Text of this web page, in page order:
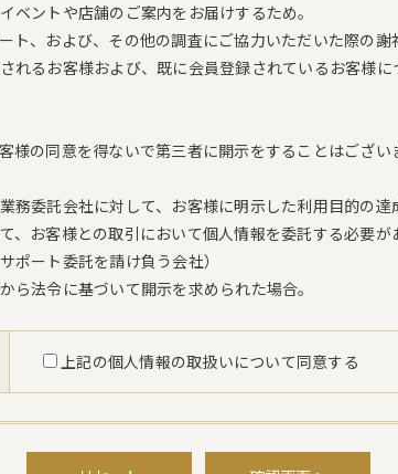
ベントや店舗のご案内をお届けするため。
ト、および、その他の調査にご協力いただいた際の謝
れるお客様および、既に会員登録されているお客様
の同意を得ないで第三者に開示をすることはござい
務委託会社に対して、お客様に明示した利用目的の
、お客様との取引において個人情報を委託する必要
ート委託を請け負う会社）
ら法令に基づいて開示を求められた場合。
上記の個人情報の取扱いについて同意する